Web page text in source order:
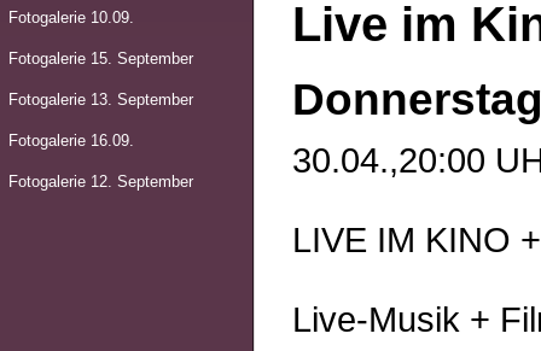
Fotogalerie 10.09.
Fotogalerie 15. September
Fotogalerie 13. September
Fotogalerie 16.09.
Fotogalerie 12. September
Live im
30.04.,20:00
LIVE IM KINO
Live-Musik +